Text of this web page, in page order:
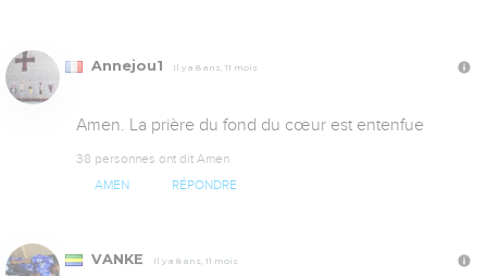
Annejou1 Il y a 8 ans, 11 mois
Amen. La prière du fond du cœur est entenfue
38 personnes ont dit Amen
AMEN RÉPONDRE
VANKE Il y a 8 ans, 11 mois